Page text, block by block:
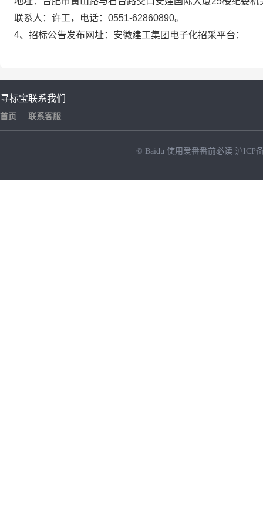
联系人： 许工，电话： 0551-62860890。
4、招标公告发布网址：安徽建工集团电子化招采平台：
寻标宝
首页
联系我们
联系客服
© Baidu 使用爱番番前必读 沪ICP